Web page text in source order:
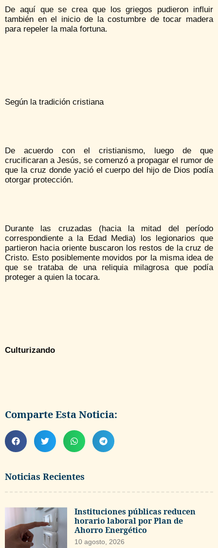
Noticias Recientes
Instituciones públicas reducen
horario laboral por Plan de
Ahorro Energético
10 agosto, 2026
De aquí que se crea que los griegos pudieron influir
también en el inicio de la costumbre de tocar madera
para repeler la mala fortuna.
Según la tradición cristiana
De acuerdo con el cristianismo, luego de que
crucificaran a Jesús, se comenzó a propagar el rumor de
que la cruz donde yació el cuerpo del hijo de Dios podía
otorgar protección.
Durante las cruzadas (hacia la mitad del período
correspondiente a la Edad Media) los legionarios que
partieron hacia oriente buscaron los restos de la cruz de
Cristo. Esto posiblemente movidos por la misma idea de
que se trataba de una reliquia milagrosa que podía
proteger a quien la tocara.
Culturizando
Comparte Esta Noticia: